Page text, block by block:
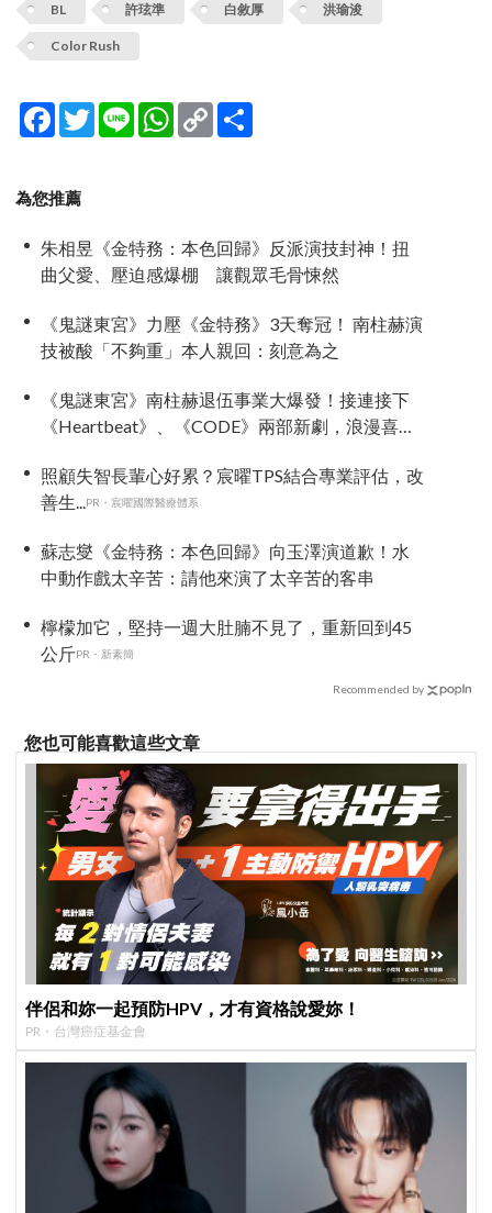
BL 許玹準 白敘厚 洪瑜浚
Color Rush
Facebook
TwitterLine WhatsApp
Copy
Link
為您推薦
朱相昱《金特務：本色回歸》反派演技封神！扭
曲父愛、壓迫感爆棚 讓觀眾毛骨悚然
《鬼謎東宮》力壓《金特務》3天奪冠！ 南柱赫演
技被酸「不夠重」本人親回：刻意為之
《鬼謎東宮》南柱赫退伍事業大爆發！接連接下
《Heartbeat》、《CODE》兩部新劇，浪漫喜劇
照顧失智長輩心好累？宸曜TPS結合專業評估，改
善生...PR・宸曜國際醫療體系
蘇志燮《金特務：本色回歸》向玉澤演道歉！水
中動作戲太辛苦：請他來演了太辛苦的客串
檸檬加它，堅持一週大肚腩不見了，重新回到45
公斤PR・新素簡
Recommended by
您也可能喜歡這些文章
伴侶和妳一起預防HPV，才有資格說愛妳！
PR・台灣癌症基金會